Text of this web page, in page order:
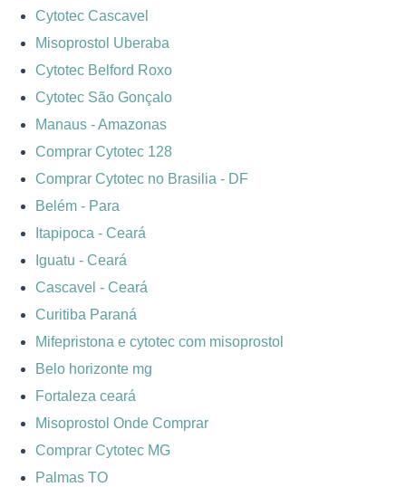
Cytotec Cascavel
Misoprostol Uberaba
Cytotec Belford Roxo
Cytotec São Gonçalo
Manaus - Amazonas
Comprar Cytotec 128
Comprar Cytotec no Brasilia - DF
Belém - Para
Itapipoca - Ceará
Iguatu - Ceará
Cascavel - Ceará
Curitiba Paraná
Mifepristona e cytotec com misoprostol
Belo horizonte mg
Fortaleza ceará
Misoprostol Onde Comprar
Comprar Cytotec MG
Palmas TO